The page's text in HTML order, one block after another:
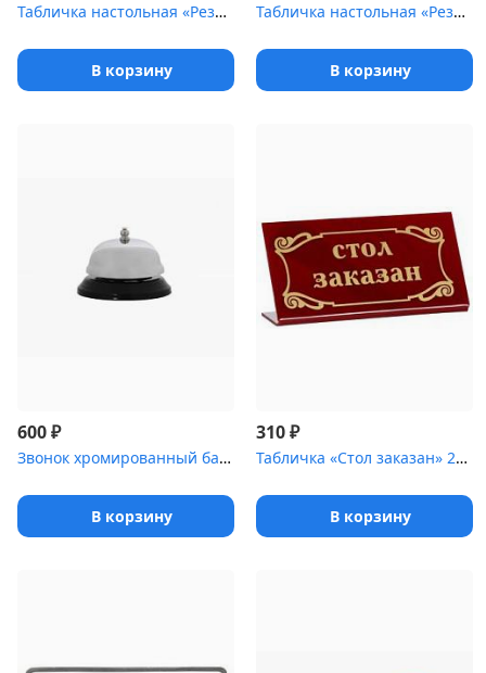
Табличка настольная «Резерв-Скалка»
В корзину
Табличка настольная «Резерв-Суши»
В корзину
600₽
Звонок хромированный барный [[08020101, 08020108, 71400]]
В корзину
310₽
Табличка «Стол заказан» 200х100 мм
В корзину